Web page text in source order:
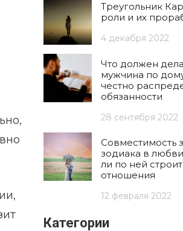
Треугольник
роли и их
4 декабря 2022
Что должен
мужчина по
честно
обязанности
28 сентября 2022
Совместимость
зодиака в
ли по ней
отношения
12 февраля 2022
Категории